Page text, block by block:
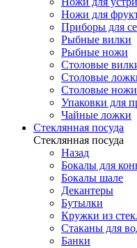
Ножи для
Приборы для
Рыбные вилки
Рыбные ножи
Столовые
Столовые
Столовые ножи
Упаковки для
Чайные ложки
Стеклянная посуда
Стеклянная посуда
Назад
Бокалы для
Бокалы шале
Декантеры
Бутылки
Кружки из
Стаканы для
Банки